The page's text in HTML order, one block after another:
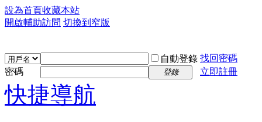
設為首頁收藏本站
開啟輔助訪問 切換到窄版
自動登錄 找回密碼
密碼
登錄 立即註冊
快捷導航